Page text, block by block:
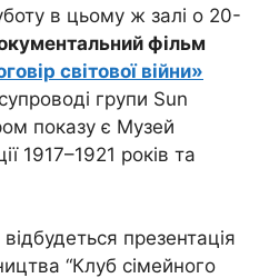
в цьому ж залі о 20-
фільм
світової війни»
групи Sun
показу є Музей
1917–1921 років та
презентація
“Клуб сімейного